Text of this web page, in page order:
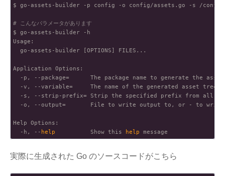
$ go-assets-builder -p config -o config/assets.go
-s /config
# こんなパラメータがあります
$ go-assets-builder -h
Usage:
  go-assets-builder [OPTIONS] FILES...
Application Options:
-p, --package=      The package name to generate the
-v, --variable=     The name of the generated asset tree
-s , --strip-prefix= Strip the specified prefix from all
-o, --output=       File to write output to, or - to
Help Options:
  -h, --
help
          Show this
help
実際に生成された Go のソースコードがこちら